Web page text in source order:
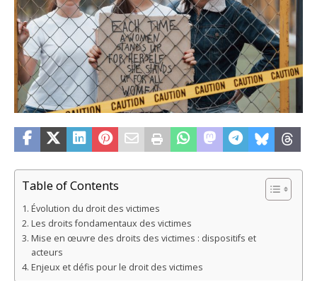
Table of Contents
Évolution du droit des victimes
Les droits fondamentaux des victimes
Mise en œuvre des droits des victimes : dispositifs et
acteurs
Enjeux et défis pour le droit des victimes